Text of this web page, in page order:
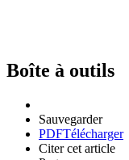
Boîte à outils
Sauvegarder
PDFTélécharger
Citer cet article